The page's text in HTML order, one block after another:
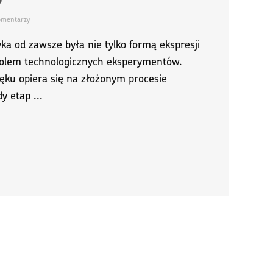
od zawsze była nie tylko formą ekspresji
technologicznych eksperymentów.
opiera się na złożonym procesie
etap ...